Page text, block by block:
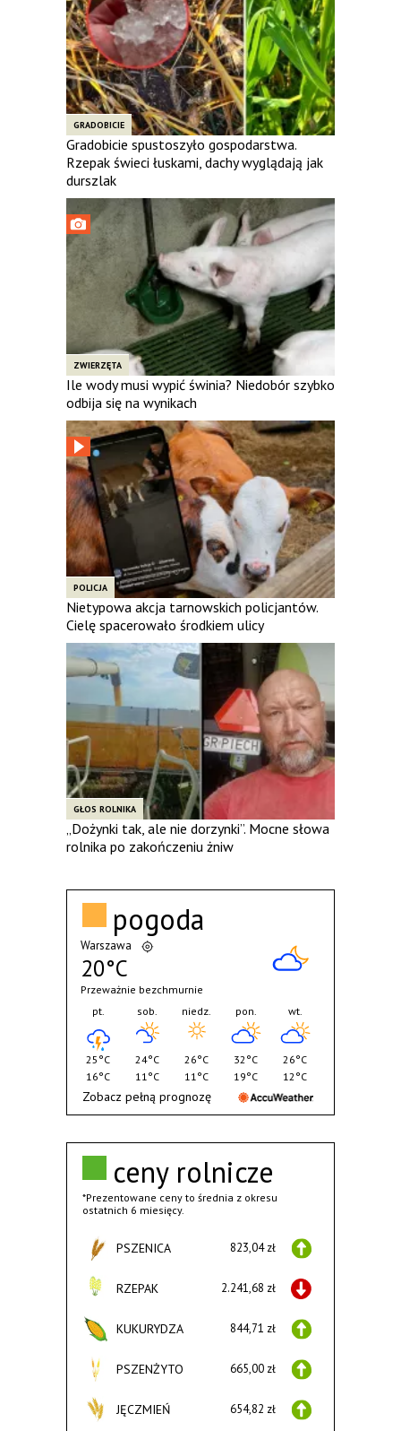
GRADOBICIE
Gradobicie spustoszyło gospodarstwa.
Rzepak świeci łuskami, dachy wyglądają jak
durszlak
ZWIERZĘTA
Ile wody musi wypić świnia? Niedobór szybko
odbija się na wynikach
POLICJA
Nietypowa akcja tarnowskich policjantów.
Cielę spacerowało środkiem ulicy
GŁOS ROLNIKA
„Dożynki tak, ale nie dorzynki”. Mocne słowa
rolnika po zakończeniu żniw
ceny rolnicze
*Prezentowane ceny to średnia z okresu
ostatnich 6 miesięcy.
PSZENICA 823,04 zł
RZEPAK 2.241,68 zł
KUKURYDZA 844,71 zł
PSZENŻYTO 665,00 zł
JĘCZMIEŃ 654,82 zł
pogoda
Warszawa
20°C
Przeważnie bezchmurnie
pt.
25°C
16°C
sob.
24°C
11°C
niedz.
26°C
11°C
pon.
32°C
19°C
wt.
26°C
12°C
Zobacz pełną prognozę